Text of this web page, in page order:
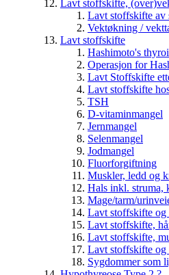
Lavt stoffskifte,
Lavt stoffskifte av
Vektøkning /
Lavt stoffskifte
Hashimoto's
Operasjon for
Lavt Stoffskifte
Lavt stoffskifte
TSH
D-vitaminmangel
Jernmangel
Selenmangel
Jodmangel
Fluorforgiftning
Muskler, ledd og
Hals inkl. struma,
Mage/tarm/
Lavt stoffskifte og
Lavt stoffskifte,
Lavt stoffskifte,
Lavt stoffskifte og
Sygdommer som